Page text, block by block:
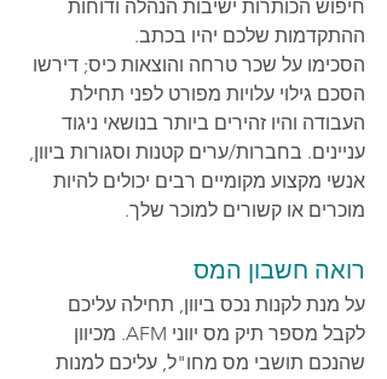
חיפוש הכותרות ישיבות הנהלה ודוחות
ההתקדמות שלכם יהיו בכתב.
הסכימו על שכר טרחה והוצאות כיס; דירשו
הסכם גילוי עלויות מפורט לפני תחילת
העבודה והיו זהירים ביותר בנושאי ניגוד
עניינים. בחברות/ערים קטנות וסגורות ביוון,
אנשי מקצוע מקומיים רבים יכולים להיות
מוכרים או קשורים למוכר שלך.
רואה חשבון המס
על מנת לקנות נכס ביוון, תחילה עליכם
לקבל מספר תיק מס יווני AFM. מכיוון
שהנכם תושבי מס מחו"ל, עליכם למנות